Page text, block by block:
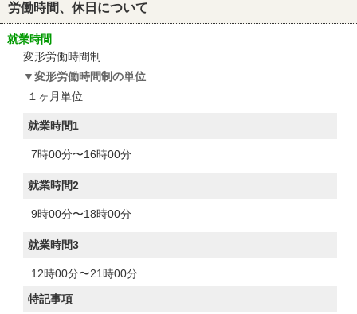
労働時間、休日について
就業時間
変形労働時間制
変形労働時間制の単位
１ヶ月単位
就業時間1
7時00分〜16時00分
就業時間2
9時00分〜18時00分
就業時間3
12時00分〜21時00分
特記事項